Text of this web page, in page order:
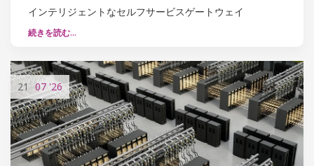
インテリジェントなセルフサービスゲートウェイ
続きを読む…
21 07 '26